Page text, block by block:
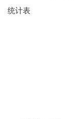
统计表